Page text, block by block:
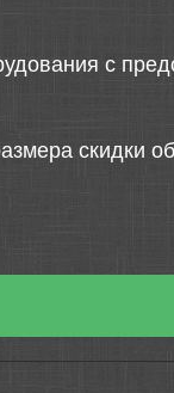
с
скидки